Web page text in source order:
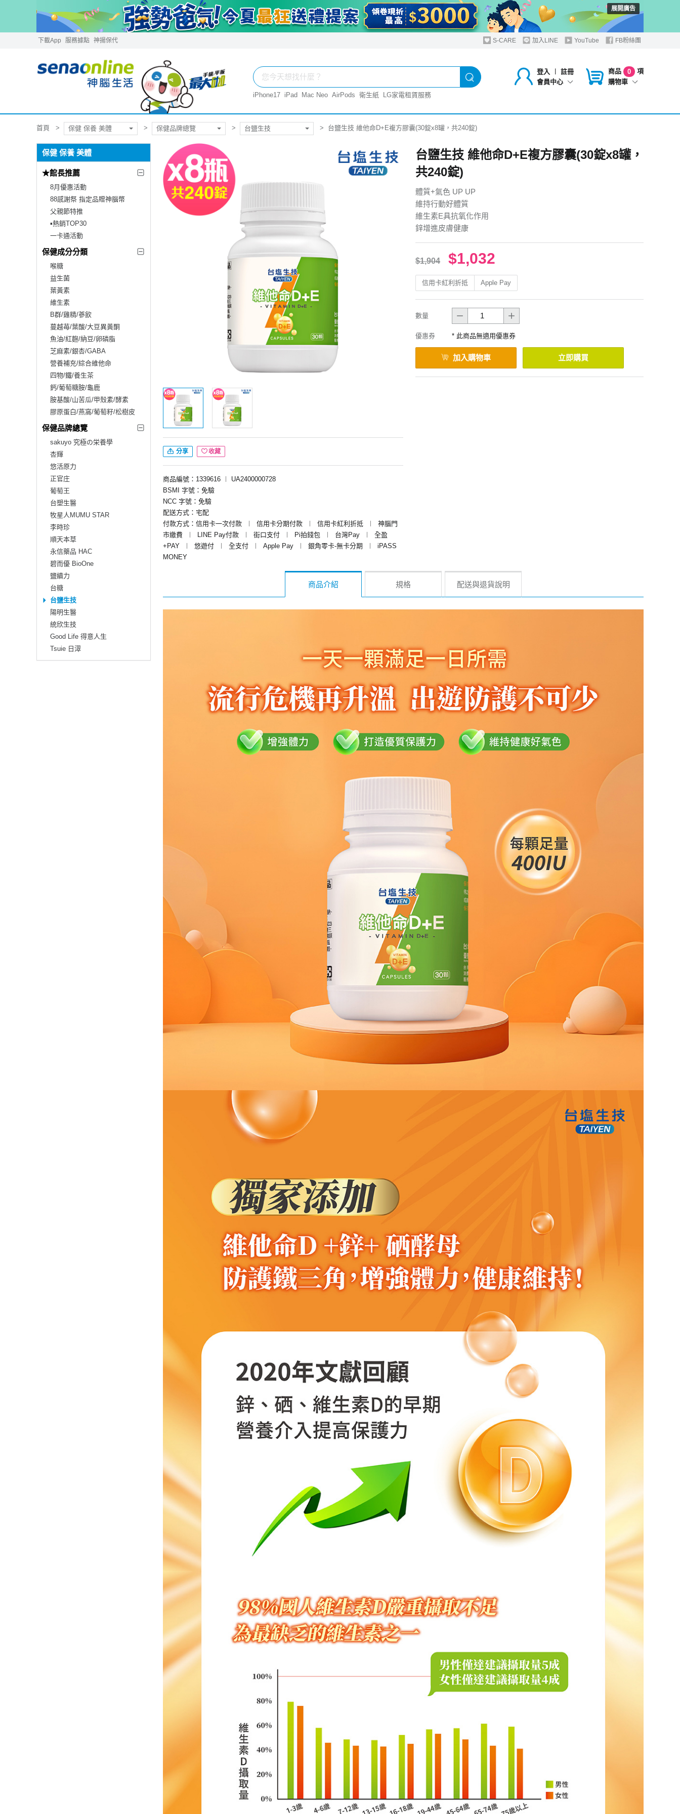
展開廣告
下載App 服務據點 神揚保代 S-CARE 加入LINE YouTube FB粉絲團
登入 ︱
註冊
會員中心
商品 0
項
購物車
iPhone17 iPad Mac Neo AirPods 衛生紙 LG家電租賃服務
首頁 保健 保養 美體 保健品牌總覽 台鹽生技 台鹽生技 維他命D+E複方膠囊(30錠x8罐，共240錠)
保健 保養 美體
★館長推薦
8月優惠活動
88感謝祭 指定品贈神腦幣
父親節特推
▪︎熱銷TOP30
一卡通活動
保健成分分類
喉糖
益生菌
葉黃素
維生素
B群/雞精/蔘飲
蔓越苺/葉酸/大豆異黃酮
魚油/紅麴/納豆/卵磷脂
芝麻素/銀杏/GABA
營養補充/綜合維他命
四物/鐵/養生茶
鈣/葡萄糖胺/龜鹿
胺基酸/山苦瓜/甲殼素/酵素
膠原蛋白/燕窩/葡萄籽/松樹皮
保健品牌總覽
sakuyo 究極の栄養學
杏輝
悠活原力
正官庄
葡萄王
台塑生醫
牧星人MUMU STAR
李時珍
順天本草
永信藥品 HAC
碧而優 BioOne
鹽續力
台糖
台鹽生技
陽明生醫
統欣生技
Good Life 得意人生
Tsuie 日濢
分享 收藏
商品編號：1339616 ︱
UA2400000728
BSMI 字號：免驗
NCC 字號：免驗
配送方式：宅配
付款方式：信用卡一次付款
︱ 信用卡分期付款 ︱ 信用卡紅利折抵 ︱
神腦門
市繳費
︱ LINE Pay付款 ︱ 街口支付 ︱ Pi拍錢包 ︱ 台灣Pay ︱
全盈
+PAY
︱ 悠遊付 ︱ 全支付 ︱ Apple Pay ︱ 銀角零卡-無卡分期 ︱
iPASS
MONEY
台鹽生技 維他命D+E複方膠囊(30錠x8罐，
共240錠)
體質+氣色 UP UP
維持行動好體質
維生素E具抗氧化作用
鋅增進皮膚健康
$1,904 $1,032
信用卡紅利折抵 Apple Pay
數量
優惠券 * 此商品無適用優惠券
加入購物車 立即購買
商品介紹 規格 配送與退貨說明